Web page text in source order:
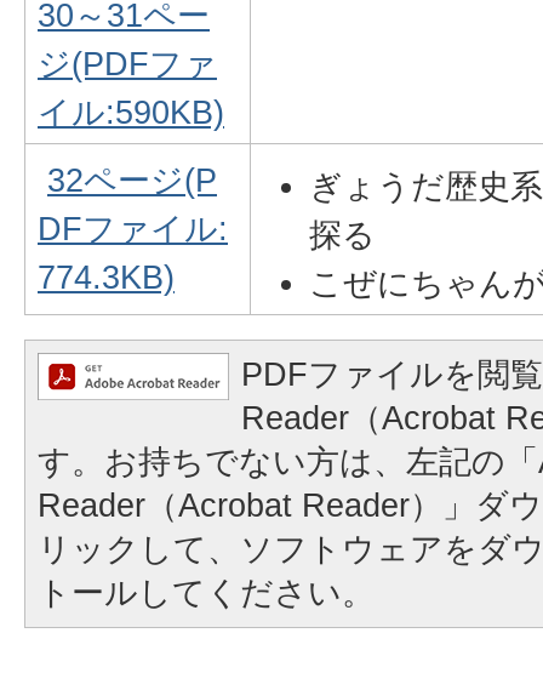
30～31ペー
ジ(PDFファ
イル:590KB)
32ページ(P
DFファイル:
774.3KB)
ぎょうだ歴史
探る
こぜにちゃん
PDFファイルを閲
Reader（Acrobat
す。お持ちでない方は、左記の
Reader（Acrobat Reader）」ダ
リックして、ソフトウェアをダ
トールしてください。